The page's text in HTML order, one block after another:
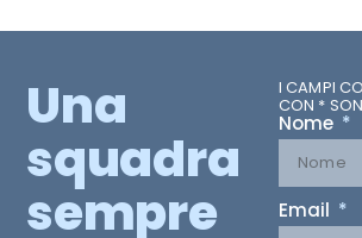
Una
squadra
sempre
I CAMPI
CON *
Nome
Email